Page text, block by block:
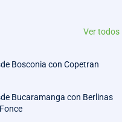
Ver todos
Bosconia con Copetran
Bucaramanga con Berlinas